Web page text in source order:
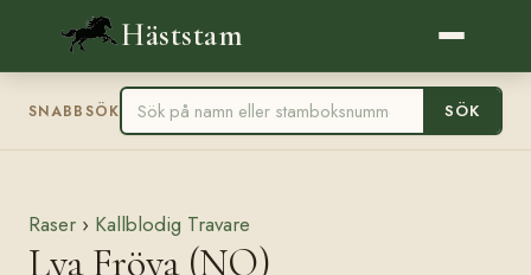
Häststam
SNABBSÖK SÖK
Raser › Kallblodig Travare
Lya Fröya (NO)